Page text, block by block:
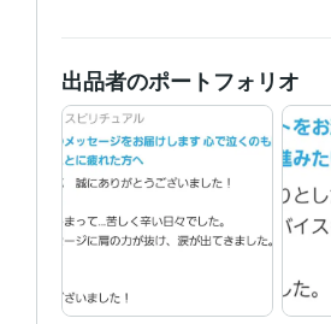
出品者のポートフォリオ